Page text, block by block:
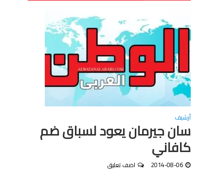
أرشيف
سان جيرمان يعود لسباق ضم
كافاني
2014-08-06 اضف تعليق